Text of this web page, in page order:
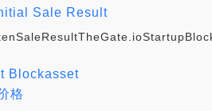
Sale Result
Blockasset
格